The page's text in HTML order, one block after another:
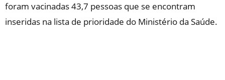
foram vacinadas 43,7 pessoas que se encontram
inseridas na lista de prioridade do Ministério da Saúde.